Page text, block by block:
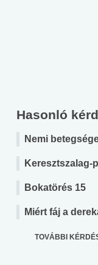
Hasonló
Nemi
Keresztszalag-
Bokatörés 15
Miért fáj a
TOVÁBBI